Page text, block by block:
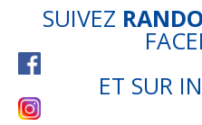
SUIVEZ
ET SUR